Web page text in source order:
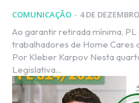
COMUNICAÇÃO - 4 DE
Ao garantir retirada mínima,
trabalhadores de Home Cares
Por Kleber Karpov Nesta quarta-feira (4), a Câmara
Legislativa...